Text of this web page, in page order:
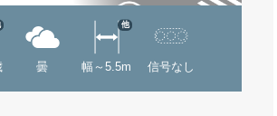
曇 幅～5.5m
他
信号なし